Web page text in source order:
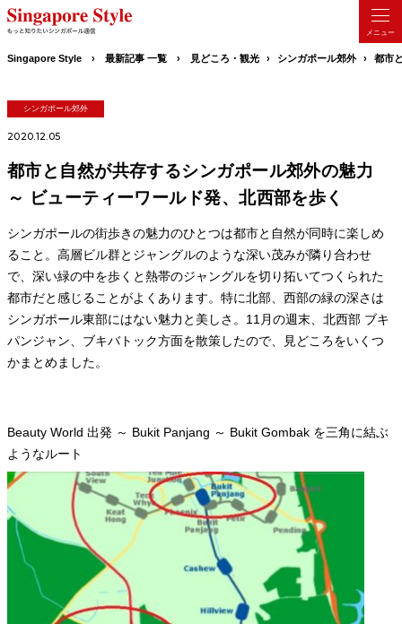
Singapore Style 最新記事 一覧 見どころ・観光 シンガポール郊外 都市
シンガポール郊外
2020.12.05
都市と自然が共存するシンガポール郊外の魅力
～ ビューティーワールド発、北西部を歩く
シンガポールの街歩きの魅力のひとつは都市と自然が同時に楽しめ
ること。高層ビル群とジャングルのような深い茂みが隣り合わせ
で、深い緑の中を歩くと熱帯のジャングルを切り拓いてつくられた
都市だと感じることがよくあります。特に北部、西部の緑の深さは
シンガポール東部にはない魅力と美しさ。11月の週末、北西部 ブキ
パンジャン、ブキバトック方面を散策したので、見どころをいくつ
かまとめました。
Beauty World 出発 ～ Bukit Panjang ～ Bukit Gombak を三角に結ぶ
ようなルート